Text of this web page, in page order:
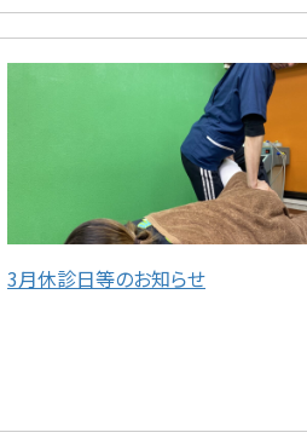
3月休診日等のお知らせ